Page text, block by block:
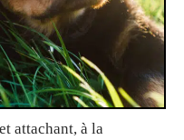
attachant, à la